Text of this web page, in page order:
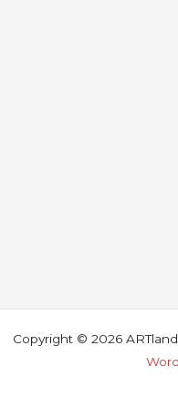
Copyright © 2026